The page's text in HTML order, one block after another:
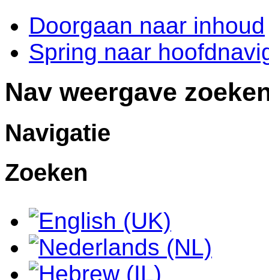
Doorgaan naar inhoud
Spring naar
Nav weergave
Navigatie
Zoeken